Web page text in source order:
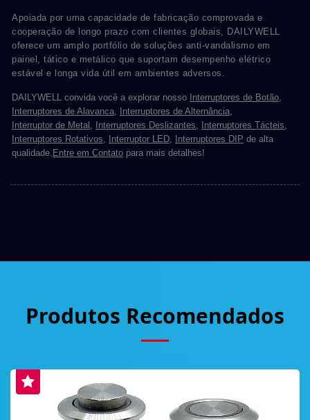
Apoiada por uma capacidade de fabricação comprovada e
cooperação de longo prazo com clientes globais, DAILYWELL
oferece um amplo portfólio de soluções anti-vandalismo em
painel, tático e metálico que suportam desempenho elétrico
estável e longa vida útil em ambientes adversos.
DAILYWELL convida você a explorar nosso Interruptores de Botão,
Interruptores de Alavanca, Interruptores de Alternância,
Interruptor de Metal , Interruptores Deslizantes, Interruptores Tácteis,
Interruptores Rotativos, Interruptor LED, Interruptores DIP de alta
qualidade. Entre em Contato para mais detalhes!
Produtos Recomendados